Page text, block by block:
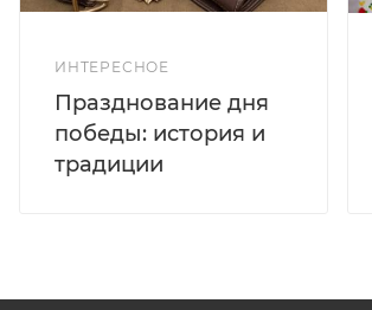
ИНТЕРЕСНОЕ
Празднование дня
победы: история и
традиции